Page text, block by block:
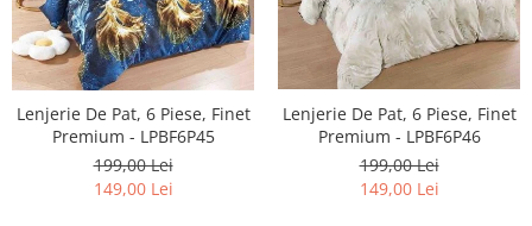
Lenjerie De Pat, 6 Piese, Finet
Premium - LPBF6P45
199,00 Lei
149,00 Lei
Lenjerie De Pat, 6 Piese, Finet
Premium - LPBF6P46
199,00 Lei
149,00 Lei